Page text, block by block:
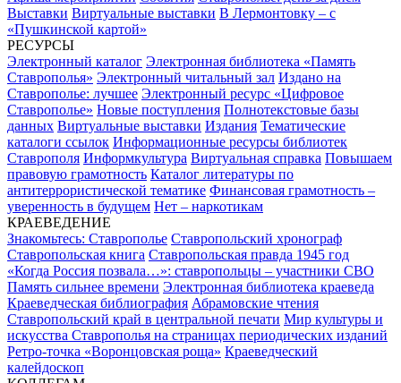
Выставки Виртуальные выставки В Лермонтовку – с
«Пушкинской картой»
РЕСУРСЫ
Электронный каталог Электронная библиотека «Память
Ставрополья» Электронный читальный зал Издано на
Ставрополье: лучшее Электронный ресурс «Цифровое
Ставрополье» Новые поступления Полнотекстовые базы
данных Виртуальные выставки Издания Тематические
каталоги ссылок Информационные ресурсы библиотек
Ставрополя Информкультура Виртуальная справка Повышаем
правовую грамотность Каталог литературы по
антитеррористической тематике Финансовая грамотность –
уверенность в будущем Нет – наркотикам
КРАЕВЕДЕНИЕ
Знакомьтесь: Ставрополье Ставропольский хронограф
Ставропольская книга Ставропольская правда 1945 год
«Когда Россия позвала…»: ставропольцы – участники СВО
Память сильнее времени Электронная библиотека краеведа
Краеведческая библиография Абрамовские чтения
Ставропольский край в центральной печати Мир культуры и
искусства Ставрополья на страницах периодических изданий
Ретро-точка «Воронцовская роща» Краеведческий
калейдоскоп